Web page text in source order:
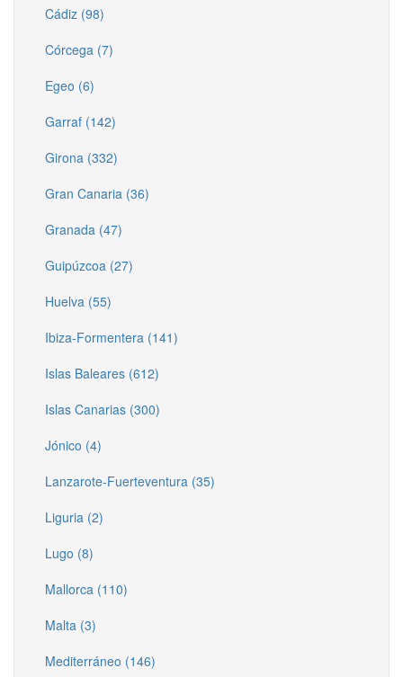
Cádiz (98)
Córcega (7)
Egeo (6)
Garraf (142)
Girona (332)
Gran Canaria (36)
Granada (47)
Guipúzcoa (27)
Huelva (55)
Ibiza-Formentera (141)
Islas Baleares (612)
Islas Canarias (300)
Jónico (4)
Lanzarote-Fuerteventura (35)
Liguria (2)
Lugo (8)
Mallorca (110)
Malta (3)
Mediterráneo (146)